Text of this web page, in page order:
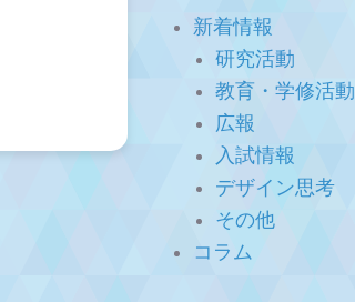
新着情報
研究活動
教育・学修活動
広報
入試情報
デザイン思考
その他
コラム